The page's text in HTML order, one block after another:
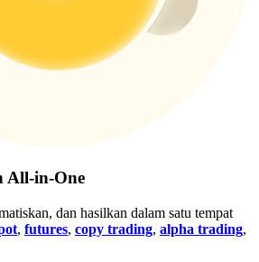
All-in-One
dan hasilkan dalam satu tempat
, futures, copy trading, alpha trading,